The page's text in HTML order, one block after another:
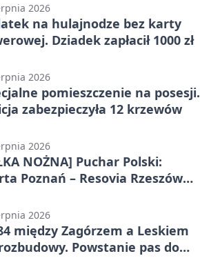
2026
na hulajnodze bez karty
Dziadek zapłacił 1000 zł
2026
pomieszczenie na posesji.
zabezpieczyła 12 krzewów
2026
NOŻNA] Puchar Polski:
Poznań – Resovia Rzeszów
2026
między Zagórzem a Leskiem
Powstanie pas do